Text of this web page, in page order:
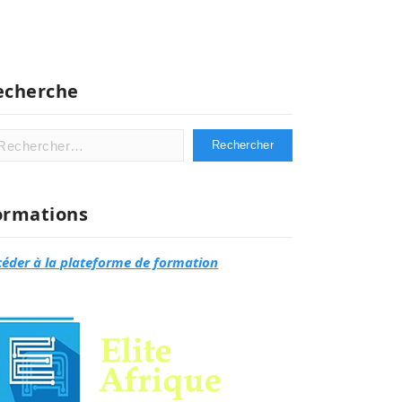
:
à la plateforme de formation